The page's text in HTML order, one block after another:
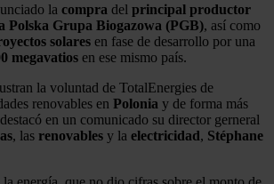
la compra del principal productor
Polska Grupa Biogazowa (PGB), así como
solares en fase de desarrollo por una
megavatios en ese mismo país.
la voluntad de TotalEnergies de
renovables en Polonia y de forma más
en un comunicado su director gerneral
, las renovables y la electricidad, Stéphane